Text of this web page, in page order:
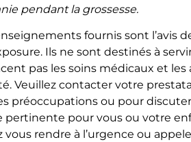
pendant la grossesse.
fournis sont l’avis
Ils ne sont destinés à
pas les soins médicaux et les
Veuillez contacter votre
préoccupations ou pour
pertinente pour vous ou votre
vous rendre à l’urgence ou